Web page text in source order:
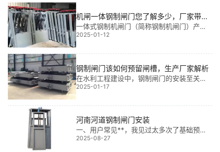
机闸一体钢制闸门您了解多少，厂家带您
**了解
一体式钢制机闸门（简称钢制机闸门）产品
简介：机闸一体式钢制闸门巧妙地将闸门与
启闭机融为一体，无需**设置启闭机平台，
安装过程简便快捷。该产品主要适用于承受
正向压力的止水需求，同时可根据用户需求
定制反向止水闸门。它是一种用于水利工程
中关闭和开启过水孔口的活动结构。闸门的
功能在于根据需求实现过水孔口的完
2025-01-12
钢制闸门该如何预留闸槽，生产厂家解析
在水利工程建设中，钢制闸门的安装至关重
要，而预留闸槽作为其中的关键环节，一直
是客户高度关注的问题。那么，钢制闸门该
如何预留闸槽呢？通常情况下，一般的预留
尺寸为20×20 （单位可根据实际情况确定，
这里假设为厘米 ）。不过，在实际操作中，
会存在一些特殊情况，此时就需要将闸槽留
2025-01-17
河南河道钢制闸门安装
一、用户常见**，我见过太多次了基础预埋
件偏差大，闸门装不上！河南不少河道改造
2025-08-27